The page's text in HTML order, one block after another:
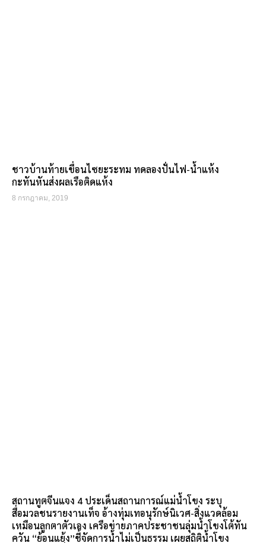
ชาวบ้านท้ายเขื่อนไซยะระทม ทดลองปั่นไฟ-น้ำแห้ง
กะทันหันส่งผลเรือติดแห้ง
8 กรกฎาคม, 2019
สถานทูตจีนแจง 4 ประเด็นสถานการณ์แม่น้ำโขง ระบุ
สื่อมวลชนรายงานเท็จ อ้างทุ่มเทอนุรักษ์นิเวศ-สิ่งแวดล้อม
เหมือนลูกตาตัวเอง เครือข่ายภาคประชาชนลุ่มน้ำโขงโต้ทัน
ควัน “ย้อนแย้ง”ชี้จัดการน้ำไม่เป็นธรรม เผยสถิติน้ำโขง